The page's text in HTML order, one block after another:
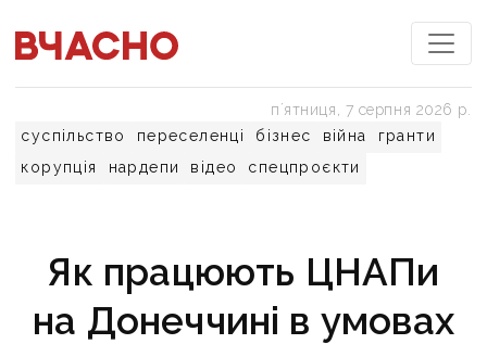
суспільство переселенці бізнес війна
гранти
корупція
нардепи відео спецпроєкти
пʼятниця, 7 серпня 2026 р.
Як працюють ЦНАПи
на Донеччині в умовах